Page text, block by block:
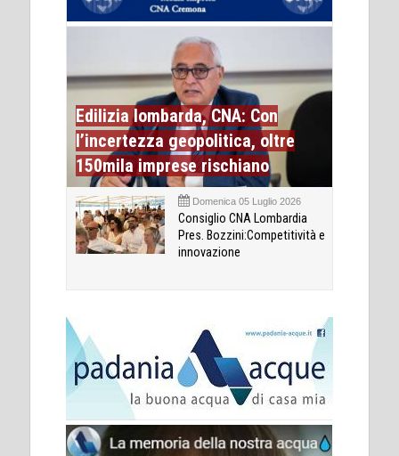
Edilizia lombarda, CNA: Con
l’incertezza geopolitica, oltre
150mila imprese rischiano
Domenica 05 Luglio 2026
Consiglio CNA Lombardia
Pres. Bozzini:Competitività e
innovazione